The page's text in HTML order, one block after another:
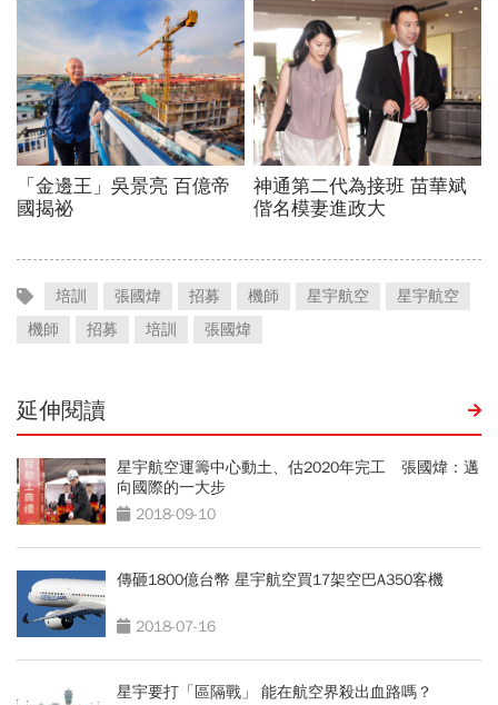
培訓 張國煒 招募 機師 星宇航空
星宇航空
機師
招募 培訓 張國煒
延伸閱讀
星宇航空運籌中心動土、估2020年完工 張國煒：邁
向國際的一大步
2018-09-10
傳砸1800億台幣 星宇航空買17架空巴A350客機
2018-07-16
星宇要打「區隔戰」 能在航空界殺出血路嗎？